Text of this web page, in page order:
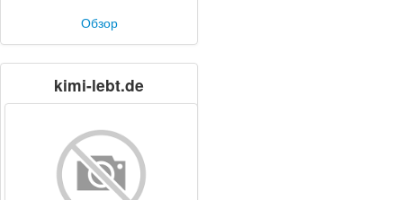
Обзор
kimi-lebt.de